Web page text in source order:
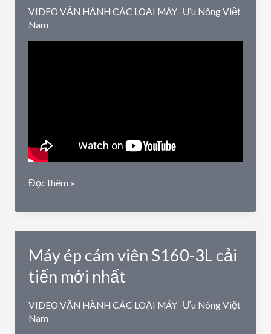
VIDEO VẬN HÀNH CÁC LOẠI MÁY Ưu Nông Việt
Nam
Giới
chi
ép
cám
viên
3L
Đọc thêm »
Máy ép cám viên S160-3L cải
tiến mới nhất
VIDEO VẬN HÀNH CÁC LOẠI MÁY Ưu Nông Việt
Nam